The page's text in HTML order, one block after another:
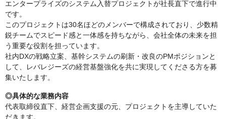
エンタープライズのシステム入替プロジェクトが社長直下で進行中
です。
このプロジェクトは30名ほどのメンバーで構成されており、少数精
鋭チームでスピード感と一体感を持ちながら、会社全体の未来を担
う重要な役割を担っています。
社内DXの戦略立案、基幹システムの刷新・改良のPMポジションと
して、レバレジーズの経営基盤強化を共に実現してくださる方を募
集いたします。
◎具体的な業務内容
代表取締役直下、経営企画支援の元、プロジェクトを主導していた
だきます。